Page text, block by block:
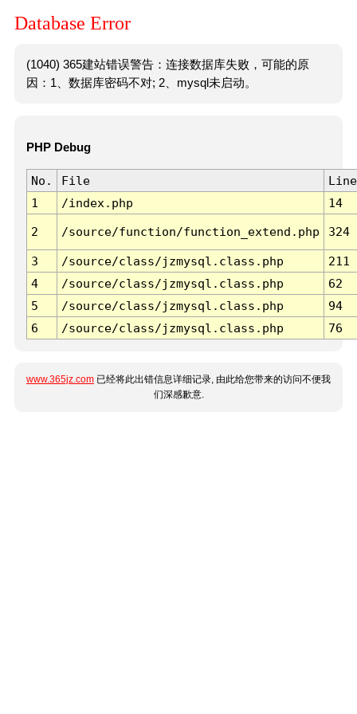
Database Error
(1040) 365建站错误警告：连接数据库失败，可能的原
因：1、数据库密码不对; 2、mysql未启动。
PHP Debug
No. File
Line
1
/index.php 14
2 /source/function/function_extend.php 324
3 /source/class/jzmysql.class.php
211
4
/source/class/jzmysql.class.php
62
5
/source/class/jzmysql.class.php
94
6
/source/class/jzmysql.class.php 76
www.365jz.com 已经将此出错信息详细记录, 由此给您带来的访问不便我
们深感歉意.